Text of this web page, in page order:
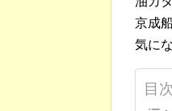
京成
気に
目次